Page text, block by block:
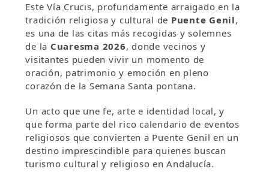
Este Vía Crucis, profundamente arraigado en la
tradición religiosa y cultural de Puente Genil,
es una de las citas más recogidas y solemnes
de la Cuaresma 2026, donde vecinos y
visitantes pueden vivir un momento de
oración, patrimonio y emoción en pleno
corazón de la Semana Santa pontana.
Un acto que une fe, arte e identidad local, y
que forma parte del rico calendario de eventos
religiosos que convierten a Puente Genil en un
destino imprescindible para quienes buscan
turismo cultural y religioso en Andalucía.